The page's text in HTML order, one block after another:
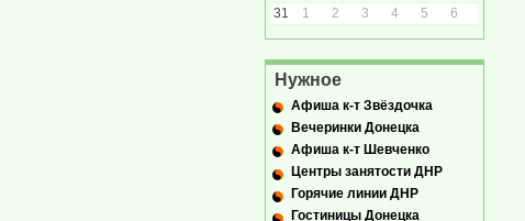
31
1 2 3 4 5 6
Нужное
Афиша к-т Звёздочка
Вечеринки Донецка
Афиша к-т Шевченко
Центры занятости ДНР
Горячие линии ДНР
Гостиницы Донецка